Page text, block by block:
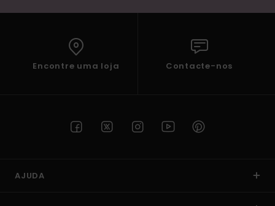
Encontre uma loja Contacte-nos
AJUDA